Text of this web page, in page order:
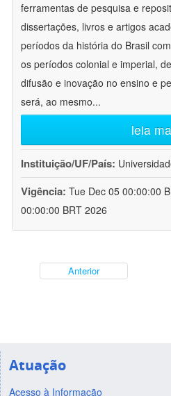
ferramentas de pesquisa e
dissertações, livros e artigos
períodos da história do Brasil
os períodos colonial e imperial,
difusão e inovação no ensino e
será, ao mesmo...
leia
Instituição/UF/País:
Vigência: Tue Dec 05 00:00:00
00:00:00 BRT 2026
Anterior
Atuação
Acesso à Informação